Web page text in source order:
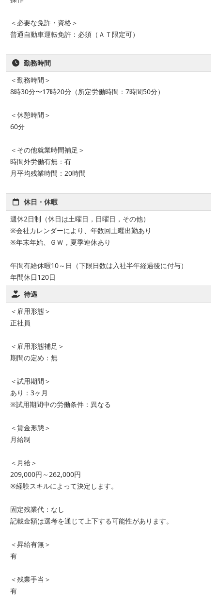
＜必要な免許・資格＞
普通自動車運転免許：必須（ＡＴ限定可）
勤務時間
＜勤務時間＞
8時30分〜17時20分（所定労働時間：7時間50分）
＜休憩時間＞
60分
＜その他就業時間補足＞
時間外労働有無：有
月平均残業時間：20時間
休日・休暇
週休2日制（休日は土曜日，日曜日，その他）
※会社カレンダーにより、年数回土曜出勤あり
※年末年始、ＧＷ，夏季連休あり
年間有給休暇10～日（下限日数は入社半年経過後に付与）
年間休日120日
待遇
＜雇用形態＞
正社員
＜雇用形態補足＞
期間の定め：無
＜試用期間＞
あり：3ヶ月
※試用期間中の労働条件：異なる
＜賃金形態＞
月給制
＜月給＞
209,000円～262,000円
※経験スキルによって決定します。
固定残業代：なし
記載金額は選考を通じて上下する可能性があります。
＜昇給有無＞
有
＜残業手当＞
有